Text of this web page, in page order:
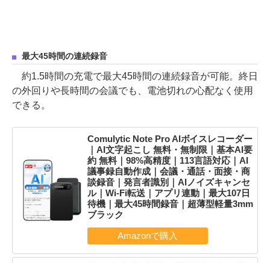
最大45時間の連続録音
約1.5時間の充電で最大45時間の連続録音が可能。終日
の外回りや長時間の会議でも、電池切れの心配なく使用
できる。
Comulytic Note Pro AIボイスレコーダー
｜AI文字起こし 無料・無制限｜基本AI要
約 無料｜98%高精度｜113言語対応｜AI
議事録自動作成｜会議・通話・面接・商
談録音｜発言者識別｜AIノイズキャンセ
ル｜Wi-Fi転送｜アプリ連動｜最大107日
待機｜最大45時間録音｜超薄型軽量3mm
ブラック